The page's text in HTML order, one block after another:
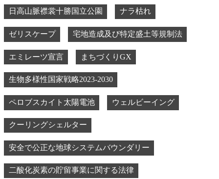
日高山脈襟裳十勝国立公園 ナラ枯れ
ゼリスケープ 宅地造成及び特定盛土等規制法
エミレーツ宣言 まちづくりGX
生物多様性国家戦略2023-2030
ペロブスカイト太陽電池 ウェルビーイング
クーリングシェルター
安全で公正な地球システムバウンダリー
二酸化炭素の貯留事業に関する法律